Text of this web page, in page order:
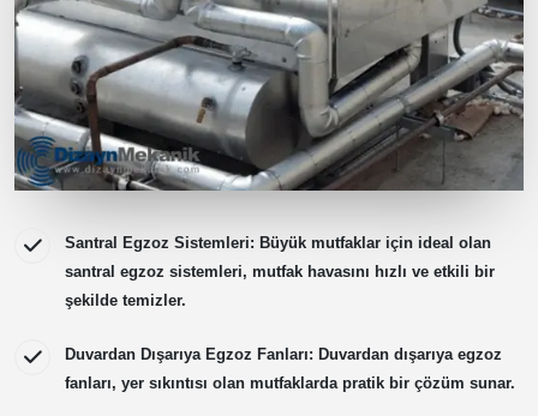
Santral Egzoz Sistemleri: Büyük mutfaklar için ideal olan
santral egzoz sistemleri, mutfak havasını hızlı ve etkili bir
şekilde temizler.
Duvardan Dışarıya Egzoz Fanları: Duvardan dışarıya egzoz
fanları, yer sıkıntısı olan mutfaklarda pratik bir çözüm sunar.